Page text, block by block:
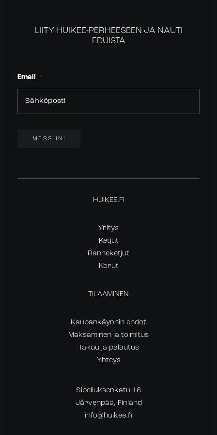
LIITY HUIKEE-PERHEESEEN JA NAUTI
EDUISTA
Email *
MESSIIN!
HUIKEE.FI
Yritys
Ketjut
Ranneketjut
Korut
TILAAMINEN
Kaupankäynnin ehdot
Maksaminen ja toimitus
Takuu ja palautus
Yhteys
Sibeliuksenkatu 16
Järvenpää, Finland
info@huikee.fi